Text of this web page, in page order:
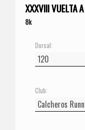
XXXVIII VUELTA
8k
Dorsal:
Club: